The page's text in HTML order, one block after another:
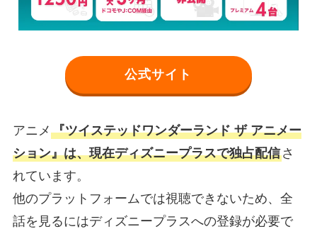
公式サイト
アニメ 『ツイステッドワンダーランド ザ アニメー
ション』は、現在ディズニープラスで独占配信さ
れています。
他のプラットフォームでは視聴できないため、全
話を見るにはディズニープラスへの登録が必要で